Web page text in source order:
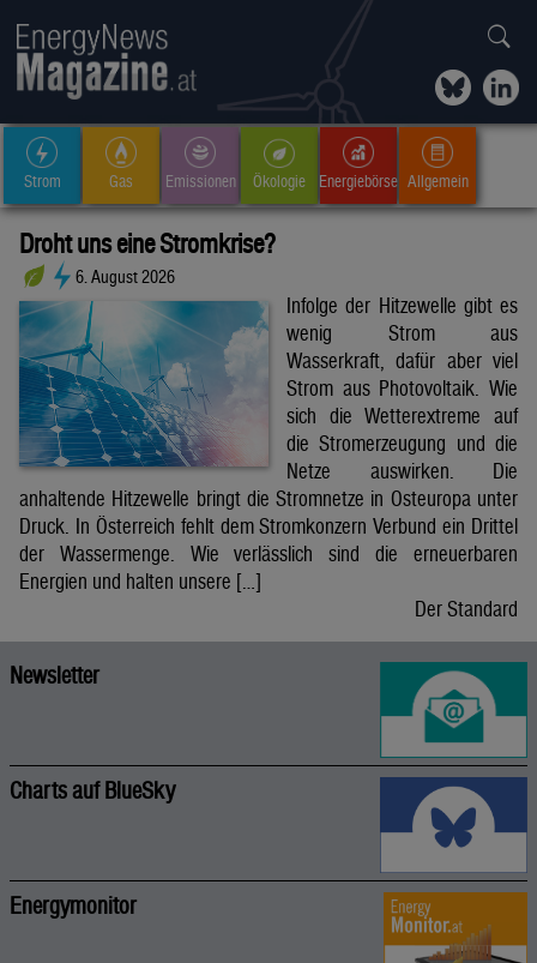
Strom Gas Emissionen Ökologie Energiebörse Allgemein
Droht uns eine Stromkrise?
6. August 2026
Infolge der Hitzewelle gibt es
wenig Strom aus
Wasserkraft, dafür aber viel
Strom aus Photovoltaik. Wie
sich die Wetterextreme auf
die Stromerzeugung und die
Netze auswirken. Die
anhaltende Hitzewelle bringt die Stromnetze in Osteuropa unter
Druck. In Österreich fehlt dem Stromkonzern Verbund ein Drittel
der Wassermenge. Wie verlässlich sind die erneuerbaren
Energien und halten unsere […]
Der Standard
Newsletter
Charts auf BlueSky
Energymonitor